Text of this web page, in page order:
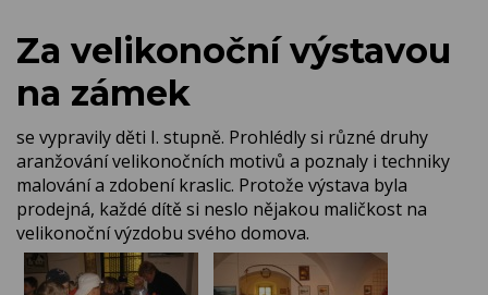
Za velikonoční výstavou
na zámek
se vypravily děti I. stupně. Prohlédly si různé druhy
aranžování velikonočních motivů a poznaly i techniky
malování a zdobení kraslic. Protože výstava byla
prodejná, každé dítě si neslo nějakou maličkost na
velikonoční výzdobu svého domova.